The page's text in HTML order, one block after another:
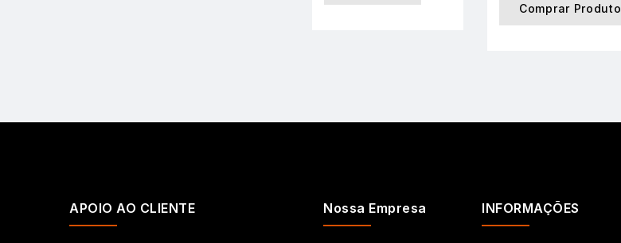
Comprar Produto
APOIO AO CLIENTE Nossa Empresa INFORMAÇÕES